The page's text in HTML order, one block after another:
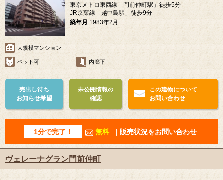
東京メトロ東西線「門前仲町駅」徒歩5分
JR京葉線「越中島駅」徒歩9分
築年月 1983年2月
大規模マンション
ペット可 内廊下
売出し待ち
お知らせ希望
未公開情報の
確認
この建物について
お問い合わせ
1分で完了！ 無料 | 販売状況をお問い合わせ
ヴェレーナグラン門前仲町